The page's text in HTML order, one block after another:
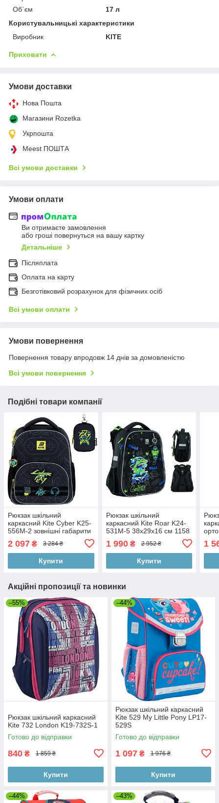
Об`єм
17 л
Користувальницькі характеристики
Виробник
KITE
Приховати
Умови доставки
Нова Пошта
Магазини Rozetka
Укрпошта
Meest ПОШТА
Всі умови доставки
Умови оплати
Ви отримаєте замовлення
або гроші повернуться на вашу картку
Детальніше
Післяплата
Оплата на карту
Безготівковий розрахунок для фізичних осіб
Всі умови оплати
Умови повернення
Повернення товару впродовж 14 днів за домовленістю
Всі умови повернення
Подібні товари компанії
Рюкзак шкільний
каркасний Kite Cyber K25-
556M-2 зовнішні габарити
2 097 ₴ 3 284 ₴
Купити
Рюкзак шкільний
каркасний Kite Roar K24-
531M-5 38x29x16 см 1158
1 990₴ 2 952 ₴
Купити
1
Акційні пропозиції та новинки
–55%
Рюкзак шкільний каркасний
Kite 732 London K19-732S-1
Готово до відправки
840 ₴ 1 859 ₴
Купити
–44%
Рюкзак шкільний каркасний
Kite 529 My Little Pony LP17-
529S
Готово до відправки
1 097 ₴ 1 976 ₴
Купити
–44% –43%